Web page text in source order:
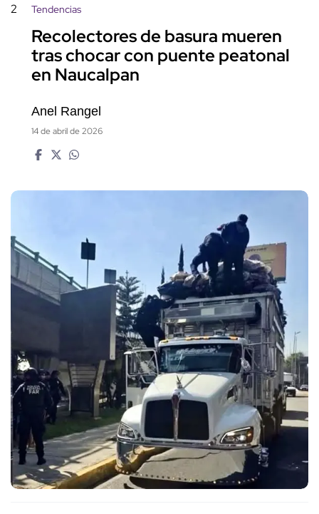
2 Tendencias
Recolectores de basura mueren
tras chocar con puente peatonal
en Naucalpan
Anel Rangel
14 de abril de 2026